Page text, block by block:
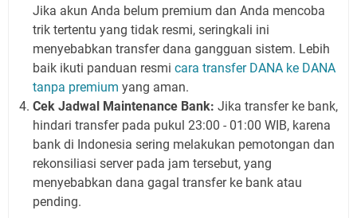
Jika akun Anda belum premium dan Anda mencoba
trik tertentu yang tidak resmi, seringkali ini
menyebabkan transfer dana gangguan sistem. Lebih
baik ikuti panduan resmi cara transfer DANA ke DANA
tanpa premium yang aman.
Cek Jadwal Maintenance Bank: Jika transfer ke bank,
hindari transfer pada pukul 23:00 - 01:00 WIB, karena
bank di Indonesia sering melakukan pemotongan dan
rekonsiliasi server pada jam tersebut, yang
menyebabkan dana gagal transfer ke bank atau
pending.